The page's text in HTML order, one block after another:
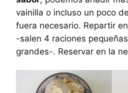
vainilla o incluso un poco
fuera necesario. Repartir
-salen 4 raciones
grandes-. Reservar en la